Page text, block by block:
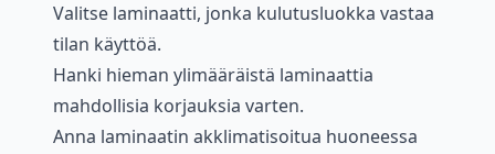
Valitse laminaatti, jonka kulutusluokka vastaa
tilan käyttöä.
Hanki hieman ylimääräistä laminaattia
mahdollisia korjauksia varten.
Anna laminaatin akklimatisoitua huoneessa